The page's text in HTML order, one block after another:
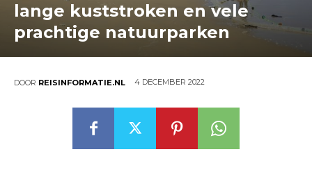
lange kuststroken en vele
prachtige natuurparken
DOOR REISINFORMATIE.NL 4 DECEMBER 2022